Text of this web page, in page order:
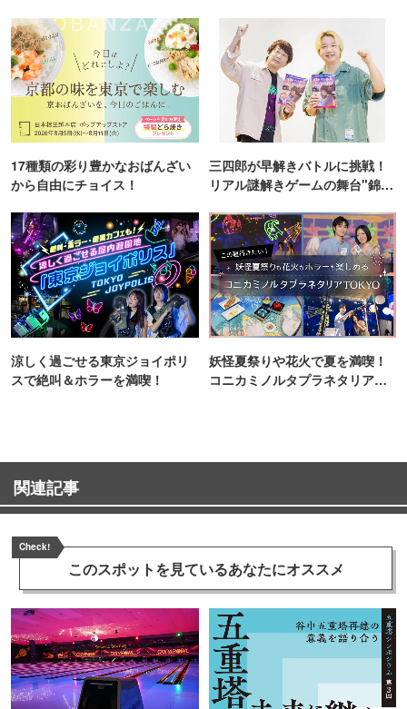
17種類の彩り豊かなおばんざい
から自由にチョイス！
三四郎が早解きバトルに挑戦！
リアル謎解きゲームの舞台"錦糸
涼しく過ごせる東京ジョイポリ
スで絶叫＆ホラーを満喫！
妖怪夏祭りや花火で夏を満喫！
コニカミノルタプラネタリア
関連記事
Check!
このスポットを見ているあなたにオススメ